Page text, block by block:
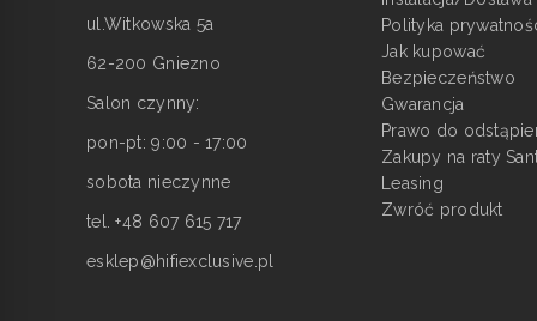
ul.Witkowska 5a
62-200 Gniezno
Salon czynny:
pon-pt: 9:00 - 17:00
sobota nieczynne
tel. +48 607 615 717
esklep@hifiexclusive.pl
Polityka
Jak kupować
Bezpieczeństwo
Gwarancja
Prawo do
Zakupy na raty
Leasing
Zwróć produkt